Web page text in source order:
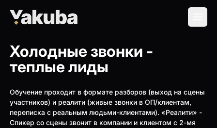
Холодные звонки -
теплые лиды
Обучение проходит в формате разборов (выход на сцены
участников) и реалити (живые звонки в ОП/клиентам,
переписка с реальным людьми-клиентами). «Реалити» -
Спикер со сцены звонит в компании и клиентом с 2-мя